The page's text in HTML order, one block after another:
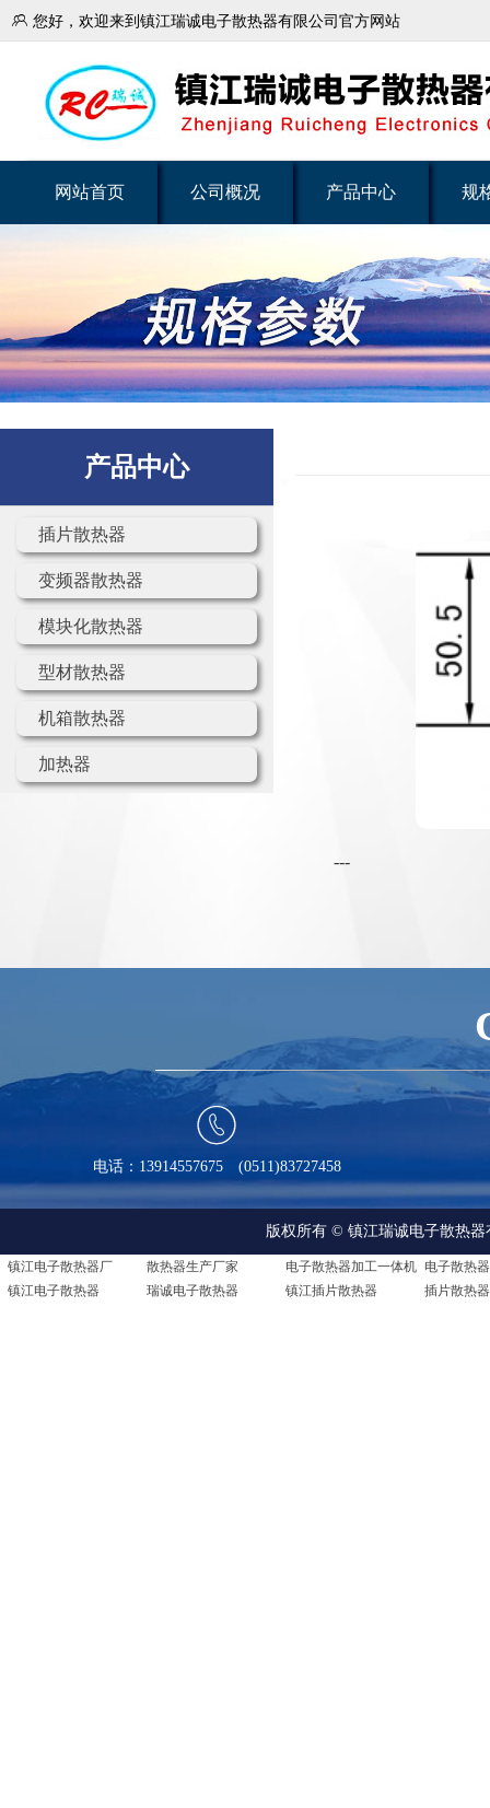
 您好，欢迎来到镇江瑞诚电子散热器有限公司官方网站
网站首页 公司概况 产品中心 规
产品中心
插片散热器
变频器散热器
模块化散热器
型材散热器
机箱散热器
加热器
---

电话：13914557675 (0511)83727458
版权所有 © 镇江瑞诚电子散热器
镇江电子散热器厂 散热器生产厂家
电子散热器加工一体机
镇江电子散热器
瑞诚电子散热器 镇江插片散热器 插片散热